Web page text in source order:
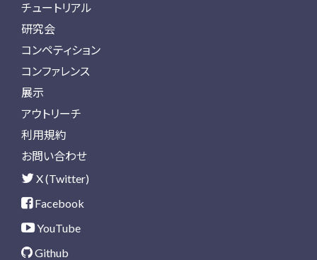
チュートリアル
研究会
コンペティション
コンファレンス
展示
アウトリーチ
利用規約
お問い合わせ
X (Twitter)
Facebook
YouTube
Github